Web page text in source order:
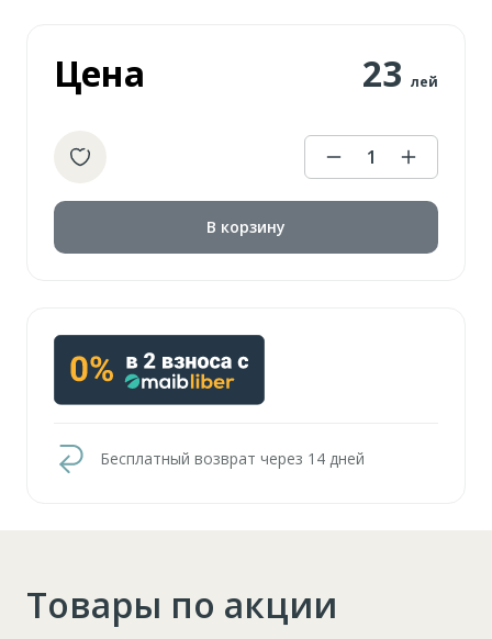
Цена 23 лей
1
В корзину
Бесплатный возврат через 14 дней
Товары по акции